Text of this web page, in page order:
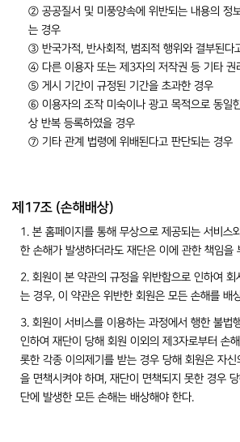
② 공공질서 및 미풍양속에 위반되는 내용의 정
는 경우
③ 반국가적, 반사회적, 범죄적 행위와 결부된다
④ 다른 이용자 또는 제3자의 저작권 등 기타 권
⑤ 게시 기간이 규정된 기간을 초과한 경우
⑥ 이용자의 조작 미숙이나 광고 목적으로 동일
상 반복 등록하였을 경우
⑦ 기타 관계 법령에 위배된다고 판단되는 경우
제17조 (손해배상)
1. 본 홈페이지를 통해 무상으로 제공되는 서비스
한 손해가 발생하더라도 재단은 이에 관한 책임을
2. 회원이 본 약관의 규정을 위반함으로 인하여 회
는 경우, 이 약관은 위반한 회원은 모든 손해를 배
3. 회원이 서비스를 이용하는 과정에서 행한 불법
인하여 재단이 당해 회원 이외의 제3자로부터 손
롯한 각종 이의제기를 받는 경우 당해 회원은 자
을 면책시켜야 하며, 재단이 면책되지 못한 경우
단에 발생한 모든 손해는 배상해야 한다.